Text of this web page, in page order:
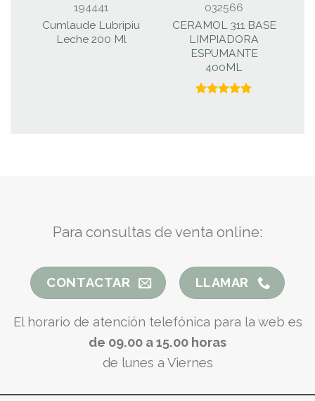
194441
Cumlaude Lubripiu
Leche 200 Ml
032566
CERAMOL 311 BASE
LIMPIADORA
ESPUMANTE
400ML
Para consultas de venta online:
CONTACTAR LLAMAR
El horario de atención telefónica para la web es
de 09.00 a 15.00 horas
de lunes a Viernes